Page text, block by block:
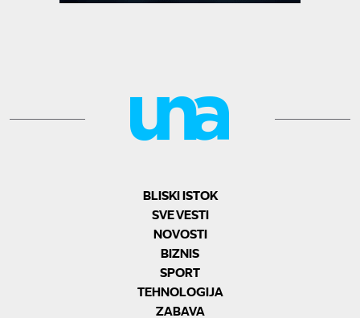
BLISKI ISTOK
SVE VESTI
NOVOSTI
BIZNIS
SPORT
TEHNOLOGIJA
ZABAVA